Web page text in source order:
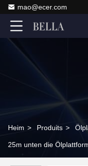
mao@ecer.com
Heim > Produits >
25m unten die